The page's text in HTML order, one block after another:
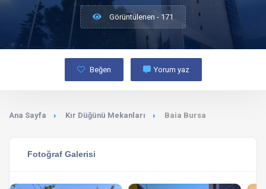
Görüntülenen - 171
Beğen Yorum yaz
Ana Sayfa Kır Düğünü Mekanları Baia Bursa
Fotoğraf Galerisi